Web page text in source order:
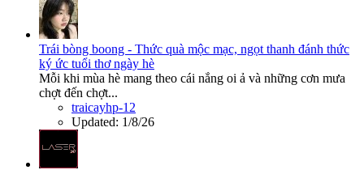
Trái bòng boong - Thức quà mộc mạc, ngọt thanh đánh thức
ký ức tuổi thơ ngày hè
Mỗi khi mùa hè mang theo cái nắng oi ả và những cơn mưa
chợt đến chợt...
traicayhp-12
Updated: 1/8/26